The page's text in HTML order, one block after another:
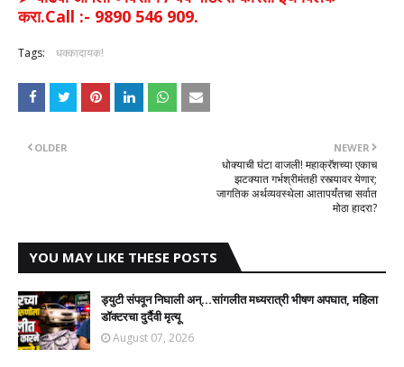
करा.Call :- 9890 546 909.
Tags: धक्कादायक!
NEWER
धोक्याची घंटा वाजली! महाक्रॅशच्या एकाच
झटक्यात गर्भश्रीमंतही रस्त्यावर येणार;
जागतिक अर्थव्यवस्थेला आतापर्यंतचा सर्वात
मोठा हादरा?
OLDER
YOU MAY LIKE THESE POSTS
ड्युटी संपवून निघाली अन्...सांगलीत मध्यरात्री भीषण अपघात, महिला
डॉक्टरचा दुर्दैवी मृत्यू
August 07, 2026